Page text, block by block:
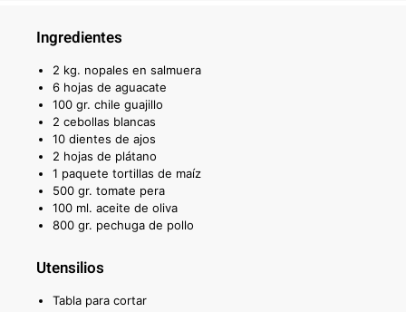
Ingredientes
2 kg. nopales en salmuera
6 hojas de aguacate
100 gr. chile guajillo
2 cebollas blancas
10 dientes de ajos
2 hojas de plátano
1 paquete tortillas de maíz
500 gr. tomate pera
100 ml. aceite de oliva
800 gr. pechuga de pollo
Utensilios
Tabla para cortar